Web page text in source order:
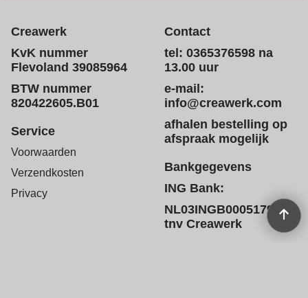
Creawerk
KvK nummer
Flevoland 39085964
BTW nummer
820422605.B01
Contact
tel: 0365376598 na
13.00 uur
e-mail:
info@creawerk.com
afhalen bestelling op
afspraak mogelijk
Service
Voorwaarden
Verzendkosten
Privacy
Bankgegevens
ING Bank:
NL03INGB0005179572
tnv Creawerk